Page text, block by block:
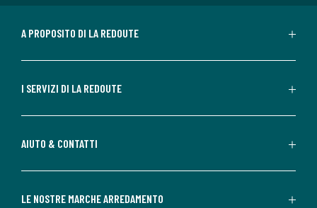
A PROPOSITO DI LA REDOUTE
I SERVIZI DI LA REDOUTE
AIUTO & CONTATTI
LE NOSTRE MARCHE ARREDAMENTO